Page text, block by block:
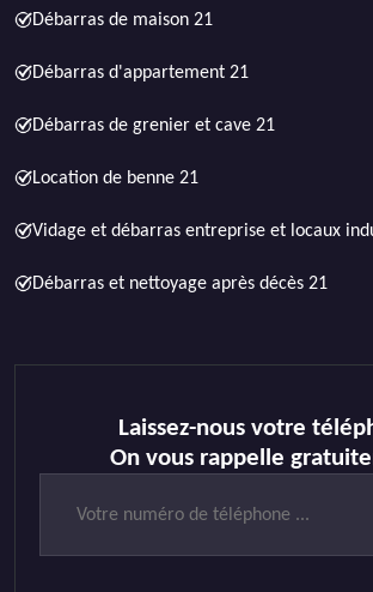
Débarras de maison 21
Débarras d'appartement 21
Débarras de grenier et cave 21
Location de benne 21
Vidage et débarras entreprise et locaux
Débarras et nettoyage après décès 21
Laissez-nous votre
On vous rappelle